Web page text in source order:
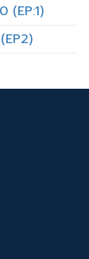
(EP:1)